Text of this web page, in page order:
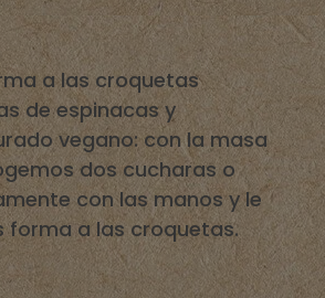
a las croquetas
de espinacas y
vegano: con la masa
dos cucharas o
con las manos y le
forma a las croquetas.